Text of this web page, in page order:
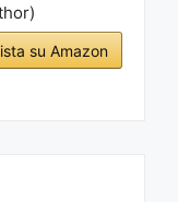
su Amazon